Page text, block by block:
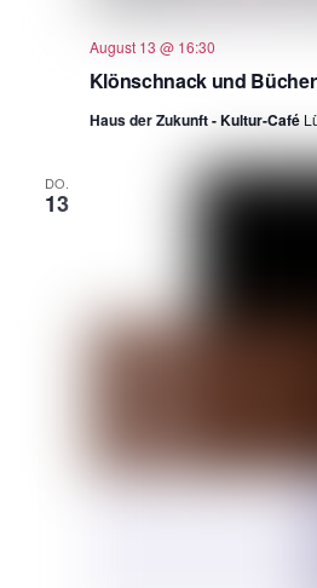
Klönschnack und
August 13 @ 16:30
Haus der Zukunft - Kultur-Café
DO.
13